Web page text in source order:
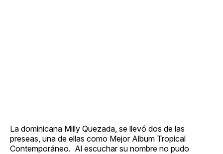
La dominicana Milly Quezada, se llevó dos de las
preseas, una de ellas como Mejor Album Tropical
Contemporáneo. Al escuchar su nombre no pudo